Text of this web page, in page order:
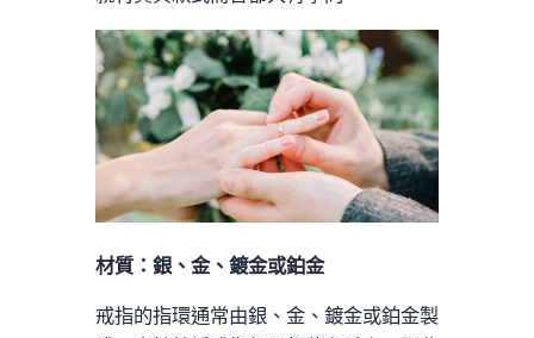
材質：銀、金、鍍金或鉑金
戒指的指環通常由銀、金、鍍金或鉑金製